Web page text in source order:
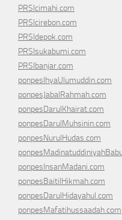
PRSIcimahi.com
PRSIcirebon.com
PRSIdepok.com
PRSIsukabumi.com
PRSIbanjar.com
ponpesIhyaUlumuddin.com
ponpesJabalRahmah.com
ponpesDarulKhairat.com
ponpesDarulMuhsinin.com
ponpesNurulHudas.com
ponpesInsanMadani.com
ponpesBaitilHikmah.com
ponpesDarulHidayahul.com
ponpesMafatihussaadah.com